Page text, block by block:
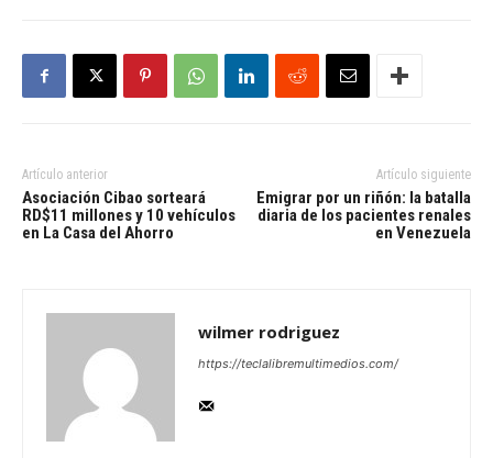
Artículo anterior
Asociación Cibao sorteará
RD$11 millones y 10 vehículos
en La Casa del Ahorro
Artículo siguiente
Emigrar por un riñón: la batalla
diaria de los pacientes renales
en Venezuela
wilmer rodriguez
https://teclalibremultimedios.com/